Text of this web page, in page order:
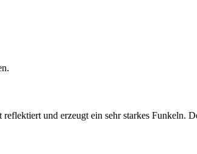
und erzeugt ein sehr starkes Funkeln.